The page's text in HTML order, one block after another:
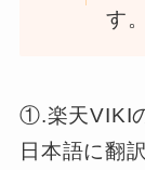
す。
①.楽天VIKI
日本語に翻